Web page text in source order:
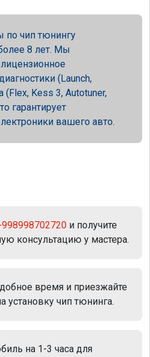
по чип тюнингу
8 лет. Мы
(Launch,
(Flex, Kess 3, Autotuner,
гарантирует
вашего авто.
и получите
консультацию у мастера.
время и приезжайте
установку чип тюнинга.
на 1-3 часа для